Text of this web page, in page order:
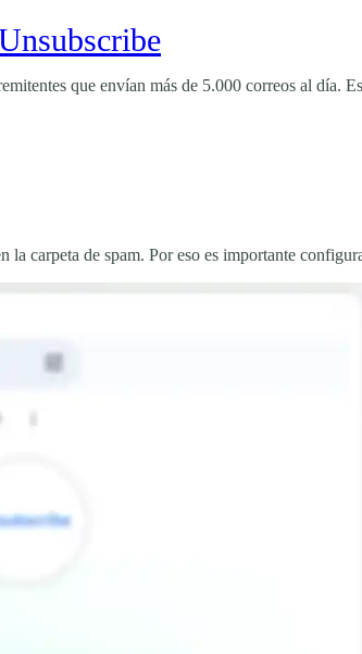
que envían más de 5.000 correos al día.
carpeta de spam. Por eso es importante